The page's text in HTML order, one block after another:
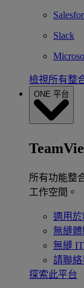
Slack
檢視所有整
ONE 平台
所有功能整
工作空間。
適用
無縫
無縫
請聯
探索此平台